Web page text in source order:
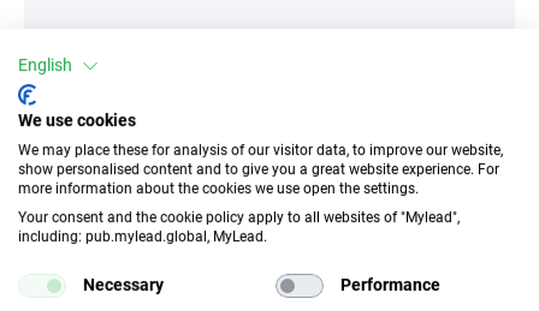
||Geräte||
Mobile Geräte
Desktop Tablet
Traffic-Typ
Incentivierter Traffic
English
We use cookies
We may place these for analysis of our visitor data, to improve our website,
show personalised content and to give you a great website experience. For
more information about the cookies we use open the settings.
Your consent and the cookie policy apply to all websites of "Mylead",
including: pub.mylead.global, MyLead.
Necessary Performance